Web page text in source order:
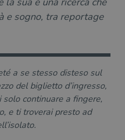
e sogno, tra reportage
a se stesso disteso sul
del biglietto d’ingresso,
continuare a fingere,
e ti troverai presto ad